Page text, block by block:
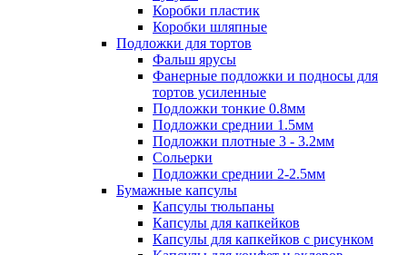
Коробки пластик
Коробки шляпные
Подложки для тортов
Фальш ярусы
Фанерные подложки и подносы для
тортов усиленные
Подложки тонкие 0.8мм
Подложки среднии 1.5мм
Подложки плотные 3 - 3.2мм
Сольерки
Подложки среднии 2-2.5мм
Бумажные капсулы
Капсулы тюльпаны
Капсулы для капкейков
Капсулы для капкейков с рисунком